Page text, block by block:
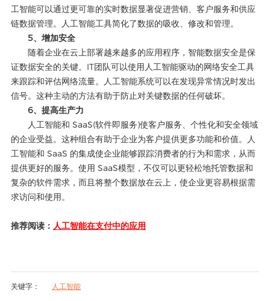
工智能可以通过更可靠的实时数据显著促进营销、客户服务和供应
链数据管理。人工智能工具简化了数据的吸收、修改和管理。
5、增加安全
随着企业在云上部署越来越多的应用程序，智能数据安全是保
证数据安全的关键。IT团队可以使用人工智能驱动的网络安全工具
来跟踪和评估网络流量。人工智能系统可以在发现异常情况时发出
信号。这种主动的方法有助于防止对关键数据的任何破坏。
6、提高生产力
人工智能和 SaaS(软件即服务)使客户服务、个性化和安全领域
的企业受益。这种组合有助于企业为客户提供更多功能和价值。人
工智能和 SaaS 的集成使企业能够跟踪消费者的行为和需求，从而
提供更好的服务。使用 SaaS模型，不仅可以更轻松地托管数据和
复杂的软件需求，而且将整个数据放在云上，使企业更容易根据需
求访问和使用。
推荐阅读： 人工智能在支付中的应用
关键字： 人工智能